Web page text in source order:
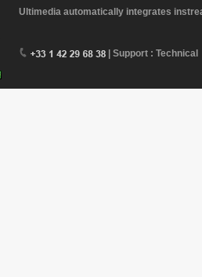
Ultimedia automatically integrates
| Support : Technical